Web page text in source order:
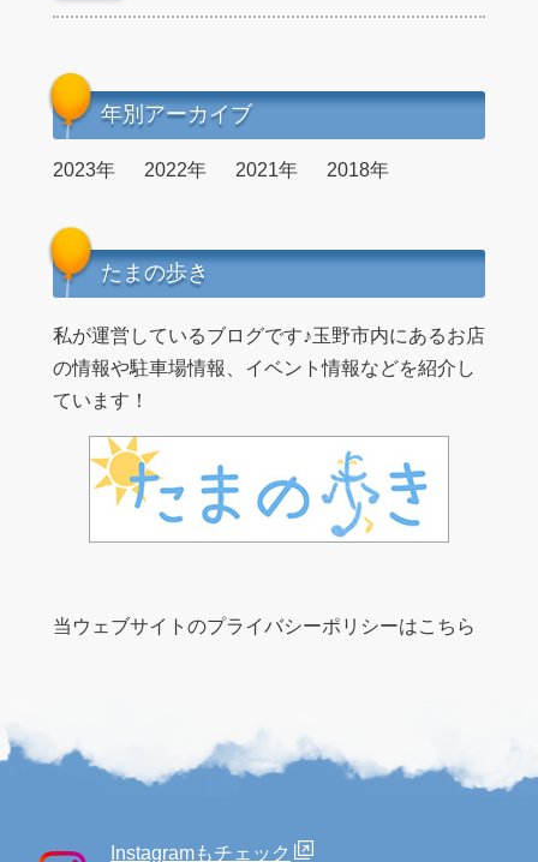
年別アーカイブ
2023年 2022年 2021年 2018年
たまの歩き
私が運営しているブログです♪玉野市内にあるお店
の情報や駐車場情報、イベント情報などを紹介し
ています！
当ウェブサイトのプライバシーポリシーはこちら
Instagramもチェック